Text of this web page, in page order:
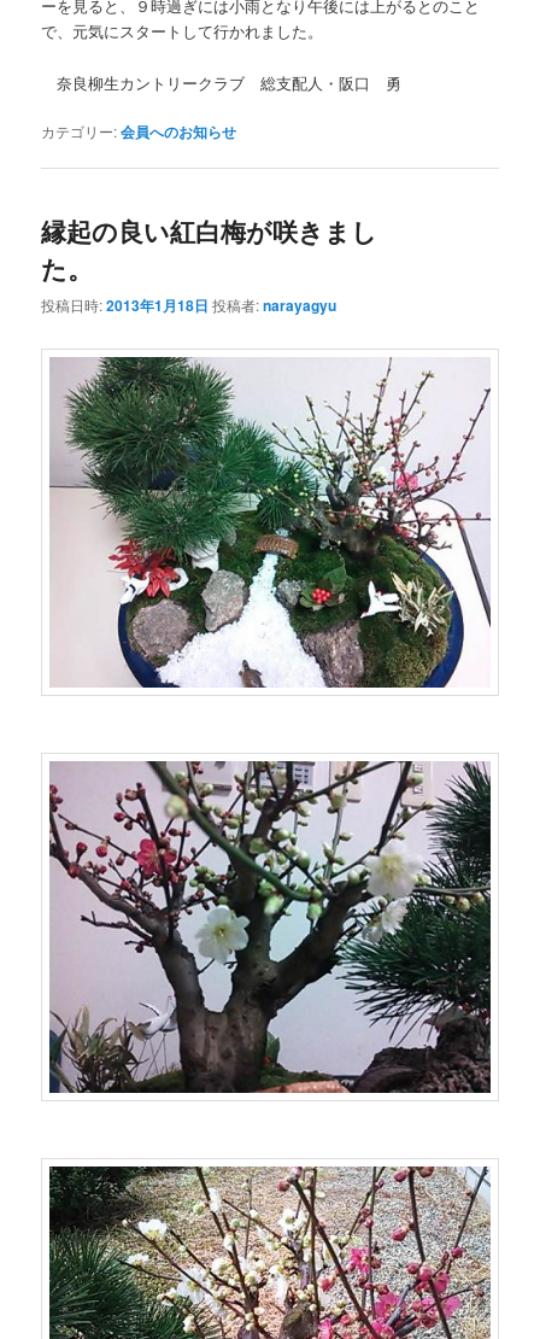
ーを見ると、９時過ぎには小雨となり午後には上がるとのこと
で、元気にスタートして行かれました。
奈良柳生カントリークラブ 総支配人・阪口 勇
カテゴリー:会員へのお知らせ
縁起の良い紅白梅が咲きまし
た。
投稿日時:2013年1月18日 投稿者:narayagyu